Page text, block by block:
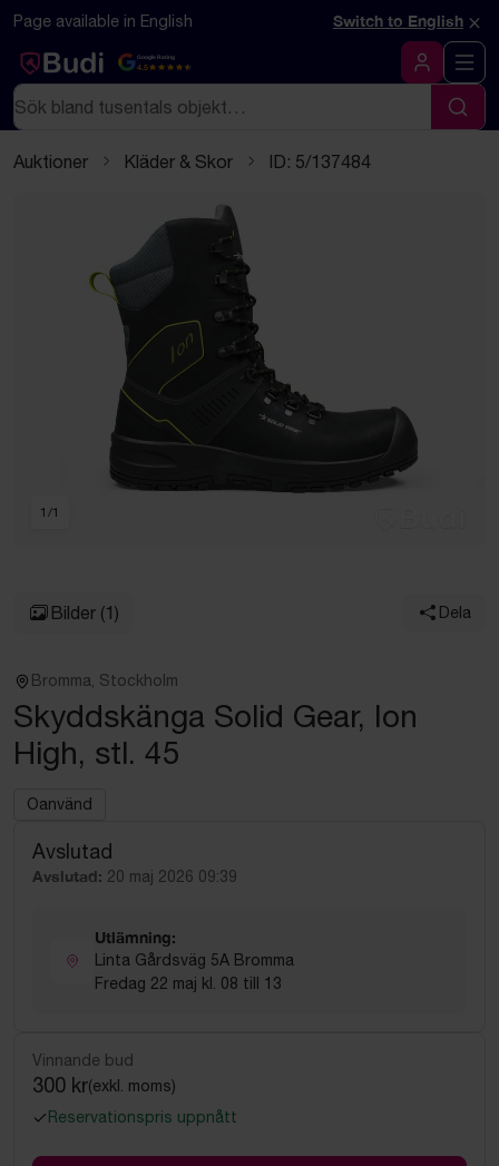
Hoppa till innehåll
Textbaserad (markdown) version av denna sida
Page available in English Switch to English ×
Google Rating
4.5
Logga in
Sök
Sök
Auktioner Kläder & Skor ID: 5/137484
1 /1
Bilder (1) Dela
Bromma, Stockholm
Skyddskänga Solid Gear, Ion
High, stl. 45
Oanvänd
Avslutad
Avslutad: 20 maj 2026 09:39
Utlämning:
Linta Gårdsväg 5A Bromma
Fredag 22 maj kl. 08 till 13
Vinnande bud
300 kr(exkl. moms)
Reservationspris uppnått